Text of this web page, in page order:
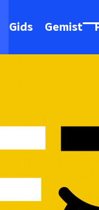
Gids Gemist